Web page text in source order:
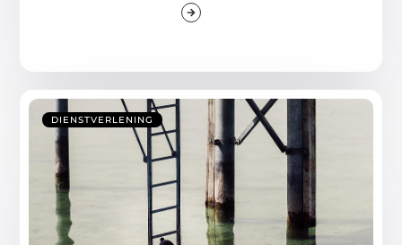
DIENSTVERLENING